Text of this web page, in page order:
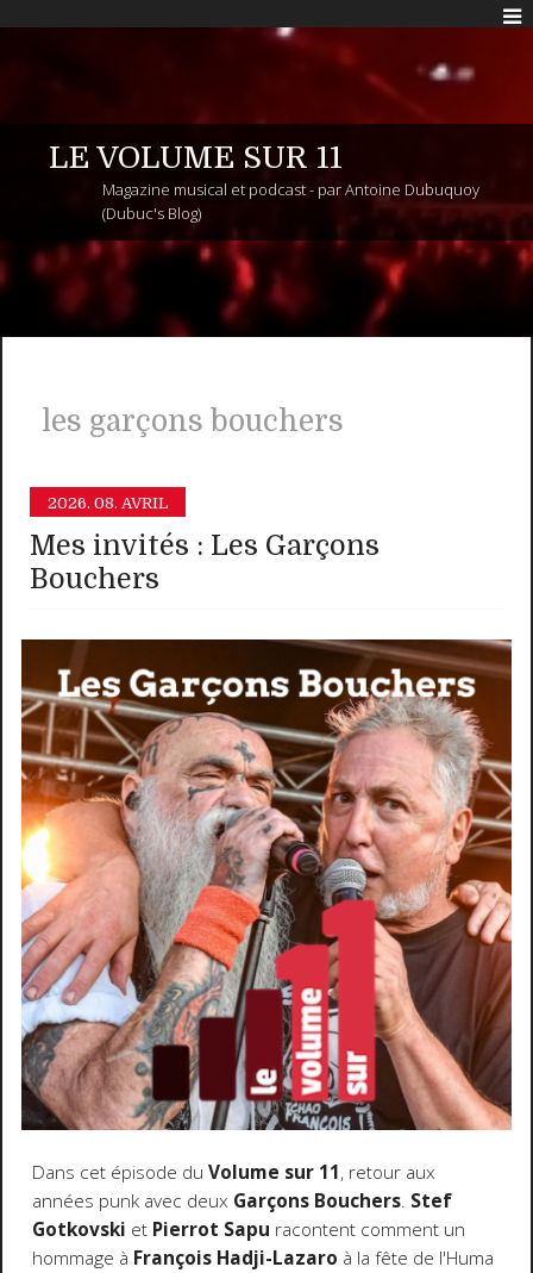
LE VOLUME SUR 11
Magazine musical et podcast - par Antoine Dubuquoy
(Dubuc's Blog)
les garçons bouchers
2026. 08. AVRIL
Mes invités : Les Garçons
Bouchers
Dans cet épisode du Volume sur 11, retour aux
années punk avec deux Garçons Bouchers. Stef
Gotkovski et Pierrot Sapu racontent comment un
hommage à François Hadji-Lazaro à la fête de l'Huma